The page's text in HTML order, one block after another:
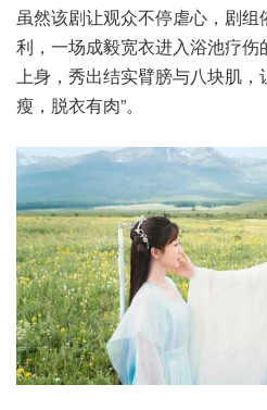
虽然该剧让观众不停虐心，剧
利，一场成毅宽衣进入浴池疗
上身，秀出结实臂膀与八块肌，
瘦，脱衣有肉”。